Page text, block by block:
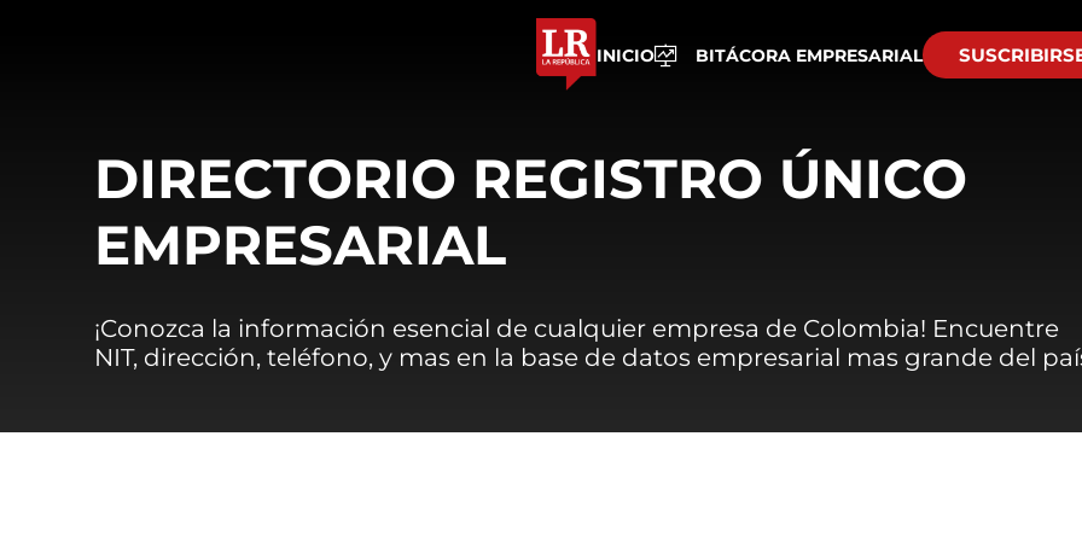
INICIO BITÁCORA EMPRESARIAL
DIRECTORIO REGISTRO ÚNICO
EMPRESARIAL
¡Conozca la información esencial de cualquier empresa de Colombia! Encuentre
NIT, dirección, teléfono, y mas en la base de datos empresarial mas grande del